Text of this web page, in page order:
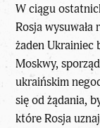
W ciągu
Rosja
żadenUkrainiec
Moskwy,
ukraińskim
się od żądania,
które Rosja